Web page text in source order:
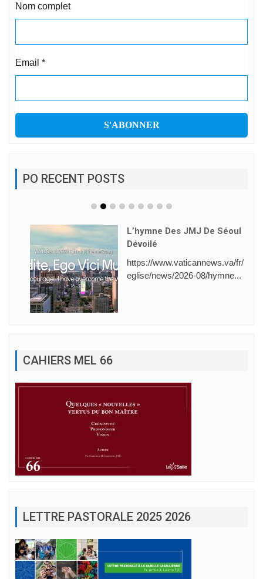
Nom complet
Email *
PO RECENT POSTS
L’hymne Des JMJ De Séoul
Dévoilé
https://www.vaticannews.va/fr/
eglise/news/2026-08/hymne...
CAHIERS MEL 66
LETTRE PASTORALE 2025 2026